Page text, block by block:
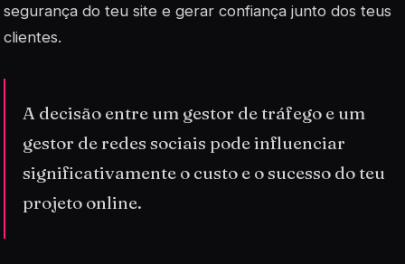
segurança do teu site e gerar confiança junto dos teus
clientes.
A decisão entre um gestor de tráfego e um
gestor de redes sociais pode influenciar
significativamente o custo e o sucesso do teu
projeto online.